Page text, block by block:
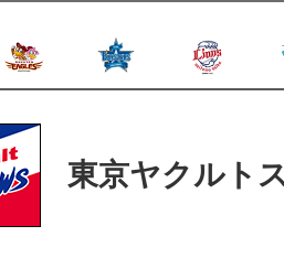
東京ヤクルト